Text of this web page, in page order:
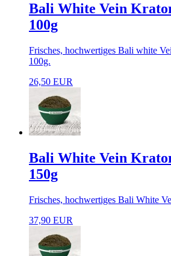
Bali White Vein
100g
Frisches, hochwertiges Bali white
100g.
26,50 EUR
Bali White Vein
150g
Frisches, hochwertiges Bali White
37,90 EUR